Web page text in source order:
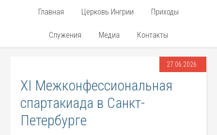
Главная Церковь Ингрии Приходы
Служения Медиа Контакты
27.06.2026
XI Межконфессиональная
спартакиада в Санкт-
Петербурге